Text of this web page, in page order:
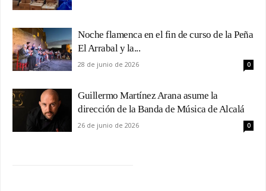
Noche flamenca en el fin de curso de la Peña
El Arrabal y la...
28 de junio de 2026 0
Guillermo Martínez Arana asume la
dirección de la Banda de Música de Alcalá
26 de junio de 2026 0